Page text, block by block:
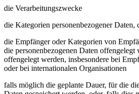
die Verarbeitungszwecke
die Kategorien personenbezogener Daten,
die Empfänger oder Kategorien von
die personenbezogenen Daten offengelegt
offengelegt werden, insbesondere bei
oder bei internationalen Organisationen
falls möglich die geplante Dauer, für die